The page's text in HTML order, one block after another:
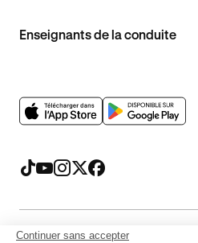
Enseignants de la conduite
Continuer sans accepter